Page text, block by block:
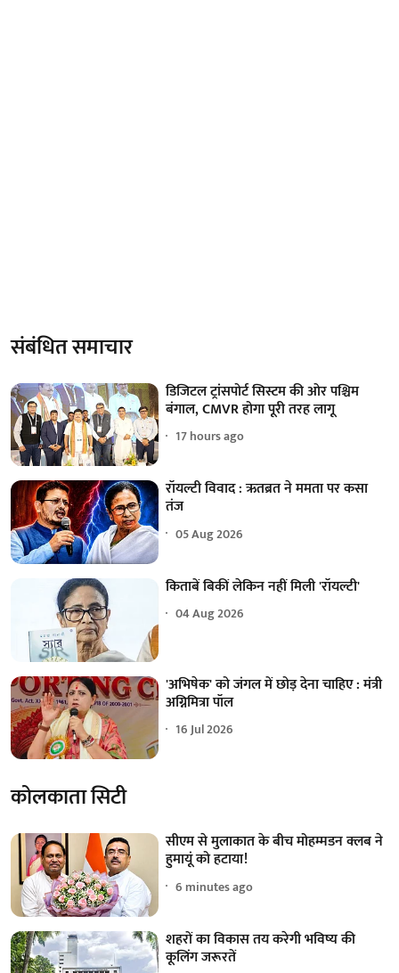
संबंधित समाचार
डिजिटल ट्रांसपोर्ट सिस्टम की ओर पश्चिम
बंगाल, CMVR होगा पूरी तरह लागू
17 hours ago
रॉयल्टी विवाद : ऋतब्रत ने ममता पर कसा
तंज
05 Aug 2026
किताबें बिकीं लेकिन नहीं मिली 'रॉयल्टी'
04 Aug 2026
'अभिषेक' को जंगल में छोड़ देना चाहिए : मंत्री
अग्निमित्रा पॉल
16 Jul 2026
कोलकाता सिटी
सीएम से मुलाकात के बीच मोहम्मडन क्लब ने
हुमायूं को हटाया!
6 minutes ago
शहरों का विकास तय करेगी भविष्य की
कूलिंग जरूरतें